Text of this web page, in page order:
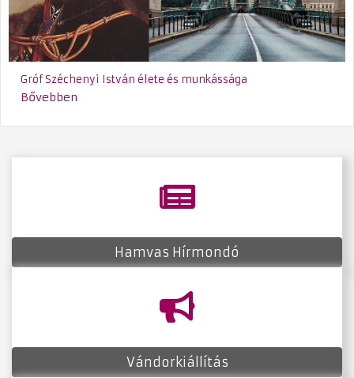
Gróf Széchenyi István élete és munkássága
Bővebben
fas
fa-
Hamvas Hírmondó
Vándorkiállítás